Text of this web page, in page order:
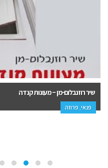
שיר רוזנבלום-מן – מעונות קנדה
פנאי, פרוזה